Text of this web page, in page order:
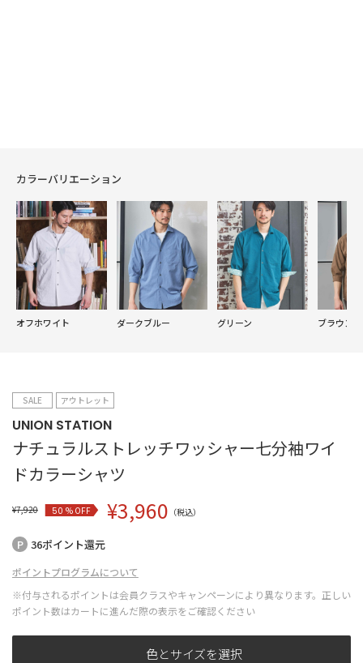
カラーバリエーション
オフホワイト ダークブルー グリーン ブラウン
SALE アウトレット
UNION STATION
ナチュラルストレッチワッシャー七分袖ワイ
ドカラーシャツ
¥7,920 50% OFF ¥3,960 （税込）
36ポイント還元
ポイントプログラムについて
※付与されるポイントは会員クラスやキャンペーンにより異なります。正しい
ポイント数はカートに進んだ際の表示をご確認ください
色とサイズを選択